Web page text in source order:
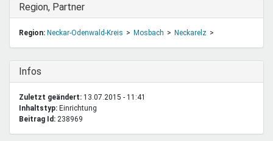
Ausblenden
Region, Partner
Region: Neckar-Odenwald-Kreis Mosbach Neckarelz
Ausblenden
Infos
Zuletzt geändert: 13.07.2015 - 11:41
Inhaltstyp:
einrichtung
Beitrag Id: 238969